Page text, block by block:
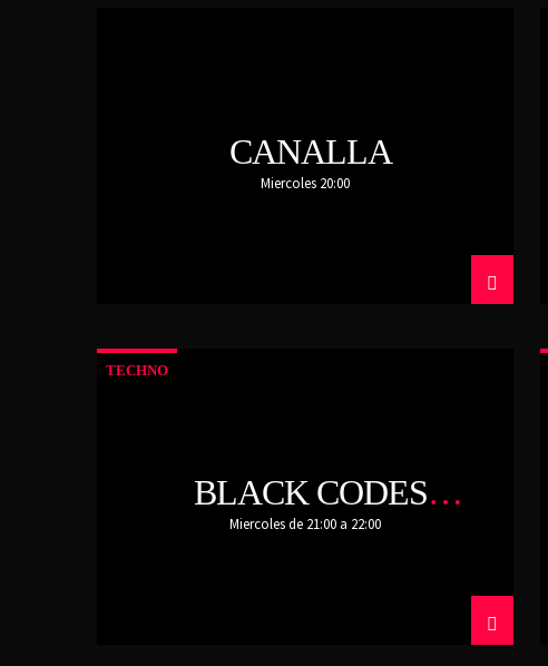
CANALLA
Miercoles 20:00
TECHNO
BLACK CODES
EXPERIMENTS
Miercoles de 21:00 a 22:00